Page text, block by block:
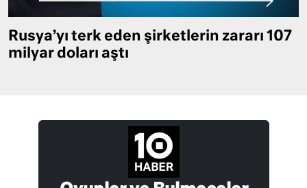
Rusya’yı terk eden şirketlerin zararı 107
milyar doları aştı